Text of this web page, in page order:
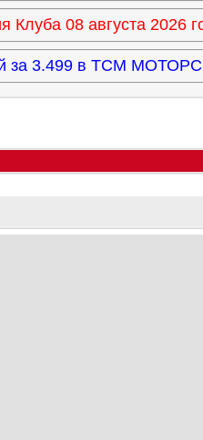
08 августа 2026
за 3.499 в ТСМ